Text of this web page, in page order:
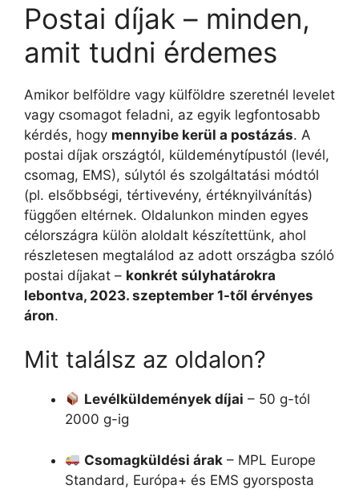
Postai díjak – minden,
amit tudni érdemes
Amikor belföldre vagy külföldre szeretnél levelet
vagy csomagot feladni, az egyik legfontosabb
kérdés, hogy mennyibe kerül a postázás. A
postai díjak országtól, küldeménytípustól (levél,
csomag, EMS), súlytól és szolgáltatási módtól
(pl. elsőbbségi, tértivevény, értéknyilvánítás)
függően eltérnek. Oldalunkon minden egyes
célországra külön aloldalt készítettünk, ahol
részletesen megtalálod az adott országba szóló
postai díjakat – konkrét súlyhatárokra
lebontva, 2023. szeptember 1-től érvényes
áron.
Mit találsz az oldalon?
Levélküldemények díjai – 50 g-tól
2000 g-ig
Csomagküldési árak – MPL Europe
Standard, Európa+ és EMS gyorsposta